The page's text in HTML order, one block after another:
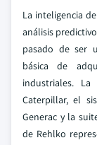
La inteligencia
análisis
pasado de ser
básica de
industriales.
Caterpillar, el
Generac y la
de Rehlko